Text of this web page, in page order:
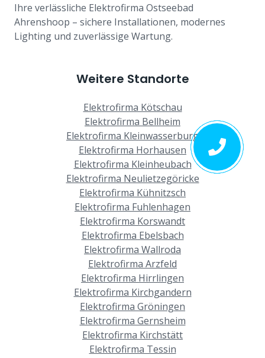
Ihre verlässliche Elektrofirma Ostseebad
Ahrenshoop – sichere Installationen, modernes
Lighting und zuverlässige Wartung.
Weitere Standorte
Elektrofirma Kötschau
Elektrofirma Bellheim
Elektrofirma Kleinwasserburg
Elektrofirma Horhausen
Elektrofirma Kleinheubach
Elektrofirma Neulietzegöricke
Elektrofirma Kühnitzsch
Elektrofirma Fuhlenhagen
Elektrofirma Korswandt
Elektrofirma Ebelsbach
Elektrofirma Wallroda
Elektrofirma Arzfeld
Elektrofirma Hirrlingen
Elektrofirma Kirchgandern
Elektrofirma Gröningen
Elektrofirma Gernsheim
Elektrofirma Kirchstätt
Elektrofirma Tessin